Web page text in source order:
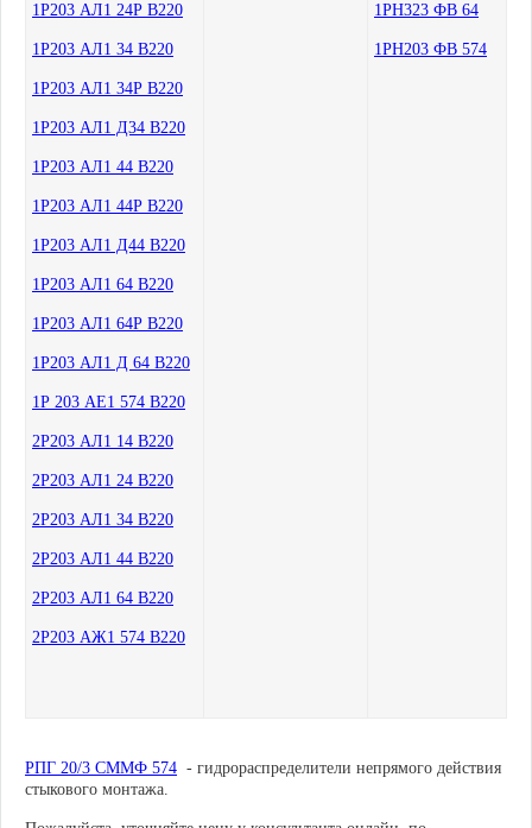
1Р203 АЛ1 24Р В220
1Р203 АЛ1 34 В220
1Р203 АЛ1 34Р В220
1Р203 АЛ1 Д34 В220
1Р203 АЛ1 44 В220
1Р203 АЛ1 44Р В220
1Р203 АЛ1 Д44 В220
1Р203 АЛ1 64 В220
1Р203 АЛ1 64Р В220
1Р203 АЛ1 Д 64 В220
1Р 203 АЕ1 574 В220
2Р203 АЛ1 14 В220
2Р203 АЛ1 24 В220
2Р203 АЛ1 34 В220
2Р203 АЛ1 44 В220
2Р203 АЛ1 64 В220
2Р203 АЖ1 574 В220
1РН323 ФВ 64
1РН203 ФВ 574
РПГ 20/3 СММФ 574 - гидрораспределители непрямого действия
стыкового монтажа.